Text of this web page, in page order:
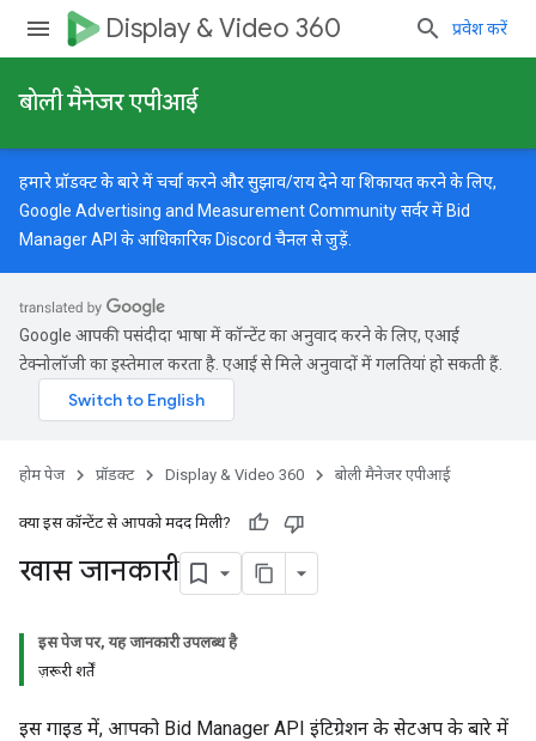
Display & Video 360 प्रवेश करें
बोली मैनेजर एपीआई
हमारे प्रॉडक्ट के बारे में चर्चा करने और सुझाव/राय देने या शिकायत करने के लिए,
Google Advertising and Measurement Communityसर्वर में Bid
Manager API के आधिकारिक Discord चैनल से जुड़ें.
Google आपकी पसंदीदा भाषा में कॉन्टेंट का अनुवाद करने के लिए, एआई
टेक्नोलॉजी का इस्तेमाल करता है. एआई से मिले अनुवादों में गलतियां हो सकती हैं.
होम पेज प्रॉडक्ट Display & Video 360 बोली मैनेजर एपीआई
क्या इस कॉन्टेंट से आपको मदद मिली?
खास जानकारी
इस पेज पर, यह जानकारी उपलब्ध है
ज़रूरी शर्तें
इस गाइड में, आपको Bid Manager API इंटिग्रेशन के सेटअप के बारे में